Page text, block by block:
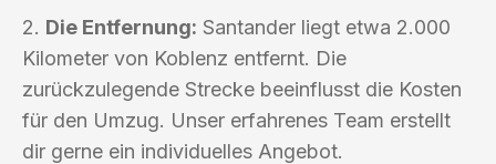
2. Die Entfernung: Santander liegt etwa 2.000
Kilometer von Koblenz entfernt. Die
zurückzulegende Strecke beeinflusst die Kosten
für den Umzug. Unser erfahrenes Team erstellt
dir gerne ein individuelles Angebot.